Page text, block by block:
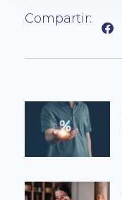
Compartir: